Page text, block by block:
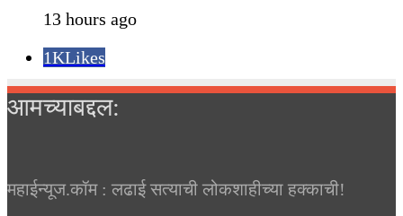
13 hours ago
1KLikes
आमच्याबद्दल:
महाईन्यूज.कॉम : लढाई सत्याची लोकशाहीच्या हक्काची!